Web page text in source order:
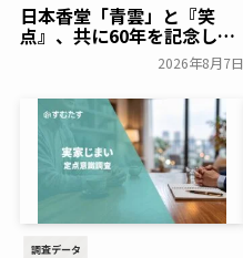
日本香堂「青雲」と『笑
点』、共に60年を記念した
初コラボ！オリジナルグッ
ズのプレゼントキャンペー
ンを実施～日本香堂～
一般公開
2026年8月7日
調査データ